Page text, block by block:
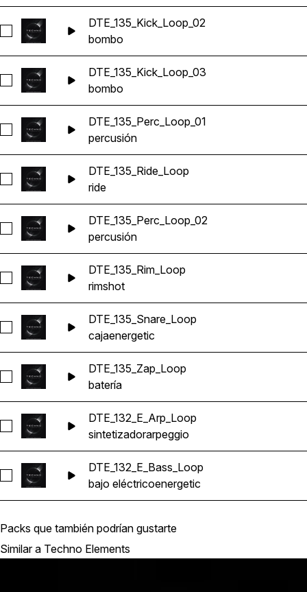
Seleccionar DTE_135_Kick_Loop_02
DTE_135_Kick_Loop_02
bombo
Seleccionar DTE_135_Kick_Loop_03
DTE_135_Kick_Loop_03
bombo
Seleccionar DTE_135_Perc_Loop_01
DTE_135_Perc_Loop_01
percusión
Seleccionar DTE_135_Ride_Loop
DTE_135_Ride_Loop
ride
Seleccionar DTE_135_Perc_Loop_02
DTE_135_Perc_Loop_02
percusión
Seleccionar DTE_135_Rim_Loop
DTE_135_Rim_Loop
rimshot
Seleccionar DTE_135_Snare_Loop
DTE_135_Snare_Loop
cajaenergetic
Seleccionar DTE_135_Zap_Loop
DTE_135_Zap_Loop
batería
Seleccionar DTE_132_E_Arp_Loop
DTE_132_E_Arp_Loop
sintetizadorarpeggio
Seleccionar DTE_132_E_Bass_Loop
DTE_132_E_Bass_Loop
bajo eléctricoenergetic
Packs que también podrían gustarte
Similar a Techno Elements